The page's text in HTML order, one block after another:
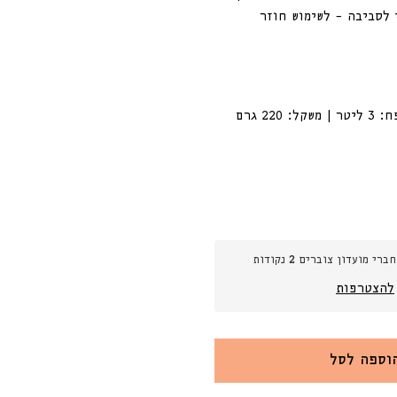
לסביבה – לשימוש חוזר
מועדון צוברים2 נקודות
להצטרפות
לסל